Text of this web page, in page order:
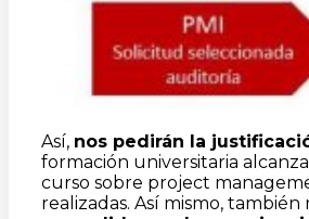
Así, nos pedirán la
formación universitaria
curso sobre project
realizadas. Así mismo, también